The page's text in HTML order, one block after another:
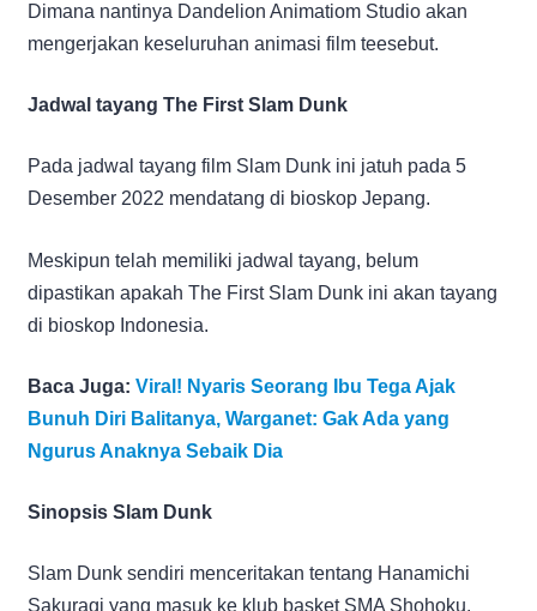
Dimana nantinya Dandelion Animatiom Studio akan
mengerjakan keseluruhan animasi film teesebut.
Jadwal tayang The First Slam Dunk
Pada jadwal tayang film Slam Dunk ini jatuh pada 5
Desember 2022 mendatang di bioskop Jepang.
Meskipun telah memiliki jadwal tayang, belum
dipastikan apakah The First Slam Dunk ini akan tayang
di bioskop Indonesia.
Baca Juga: Viral! Nyaris Seorang Ibu Tega Ajak
Bunuh Diri Balitanya, Warganet: Gak Ada yang
Ngurus Anaknya Sebaik Dia
Sinopsis Slam Dunk
Slam Dunk sendiri menceritakan tentang Hanamichi
Sakuragi yang masuk ke klub basket SMA Shohoku.